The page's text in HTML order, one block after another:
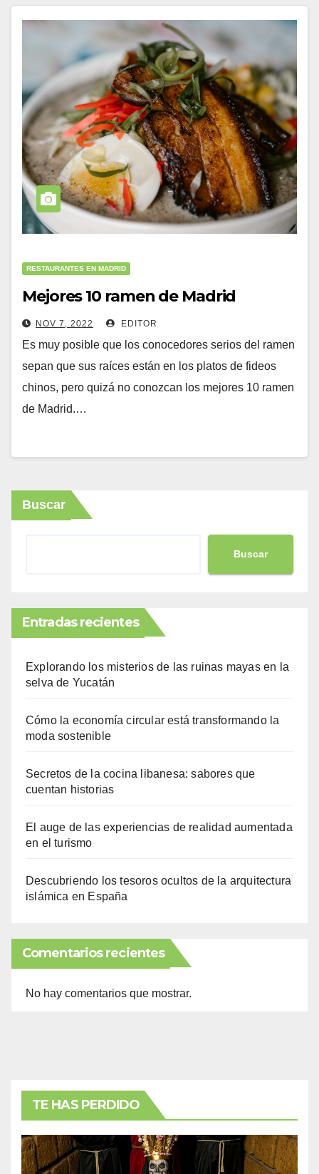
RESTAURANTES EN MADRID
Mejores 10 ramen de Madrid
NOV 7, 2022 EDITOR
Es muy posible que los conocedores serios del ramen
sepan que sus raíces están en los platos de fideos
chinos, pero quizá no conozcan los mejores 10 ramen
de Madrid.…
Buscar
Buscar
Entradas recientes
Explorando los misterios de las ruinas mayas en la
selva de Yucatán
Cómo la economía circular está transformando la
moda sostenible
Secretos de la cocina libanesa: sabores que
cuentan historias
El auge de las experiencias de realidad aumentada
en el turismo
Descubriendo los tesoros ocultos de la arquitectura
islámica en España
Comentarios recientes
No hay comentarios que mostrar.
TE HAS PERDIDO